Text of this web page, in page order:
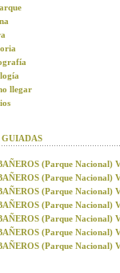
llegar
GUIADAS
(Parque Nacional)
(Parque Nacional)
(Parque Nacional)
(Parque Nacional)
(Parque Nacional)
(Parque Nacional)
(Parque Nacional)